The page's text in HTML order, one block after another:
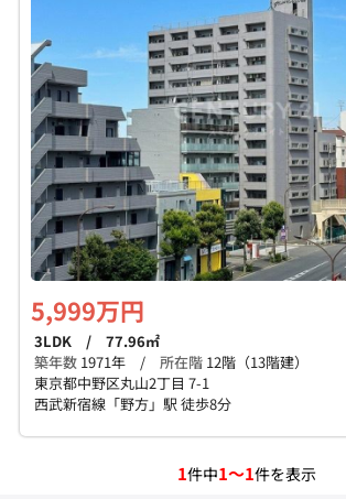
個人情報保護の取扱い 会員規
5,999万円
3LDK / 77.96㎡
築年数 1971年 / 所在階 12階（13階建）
東京都中野区丸山2丁目 7-1
西武新宿線「野方」駅 徒歩8分
1件中1～1件を表示